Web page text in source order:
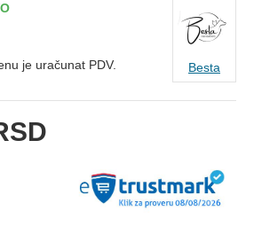
je uračunat PDV. Besta